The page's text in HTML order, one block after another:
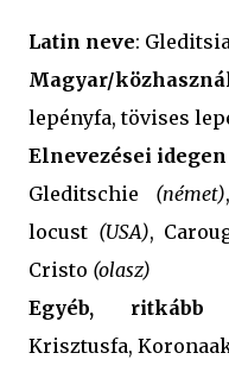
Latin neve:
Magyar/
lepényfa, tövises
Elnevezései
Gleditschie (német)
locust (USA),
Cristo (olasz)
Egyéb, ritkább
Krisztusfa,